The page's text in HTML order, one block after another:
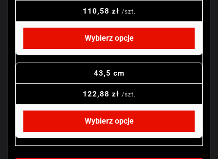
110,58 zł /szt.
Wybierz opcje
43,5 cm
122,88 zł /szt.
Wybierz opcje